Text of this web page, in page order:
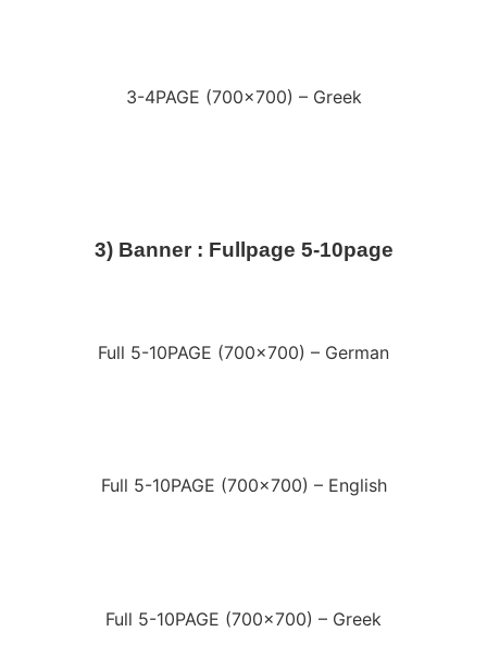
3-4PAGE (700×700) – Greek
3) Banner : Fullpage 5-10page
Full 5-10PAGE (700×700) – German
Full 5-10PAGE (700×700) – English
Full 5-10PAGE (700×700) – Greek